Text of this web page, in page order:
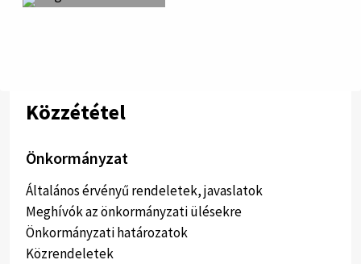
Közzététel
Önkormányzat
Általános érvényű rendeletek, javaslatok
Meghívók az önkormányzati ülésekre
Önkormányzati határozatok
Közrendeletek